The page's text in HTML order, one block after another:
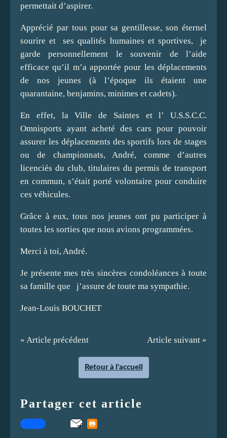
permettait d’aspirer.
Apprécié par tous pour sa gentillesse, son éternel
sourire et ses qualités humaines et sportives, je
garde personnellement le souvenir de l’aide
efficace qu’il m’a apportée pour les déplacements
de nos jeunes (à l’époque ils étaient une
quarantaine, benjamins, minimes et cadets).
En effet, la Ville de Saintes et l’ U.S.S.C.C.
Omnisports ayant acheté des cars pour pouvoir
assurer les déplacements des sportifs lors de stages
ou de championnats, André, comme d’autres
licenciés du club, titulaires du permis de transport
en commun, s’était porté volontaire pour conduire
ces véhicules.
Grâce à eux, tous nos jeunes ont pu participer à
toutes les sorties que nous avions programmées.
Merci à toi, André.
Je présente mes très sincères condoléances à toute
sa famille que j’assure de toute ma sympathie.
Jean-Louis BOUCHET
« Article précédent Article suivant »
Retour à l'accueil
Partager cet article